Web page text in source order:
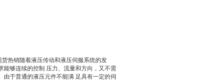
热销随着液压传动和液压伺服系统的发
能够连续的控制 压力、流量和方向，又不需
由于普通的液压元件不能满 足具有一定的伺